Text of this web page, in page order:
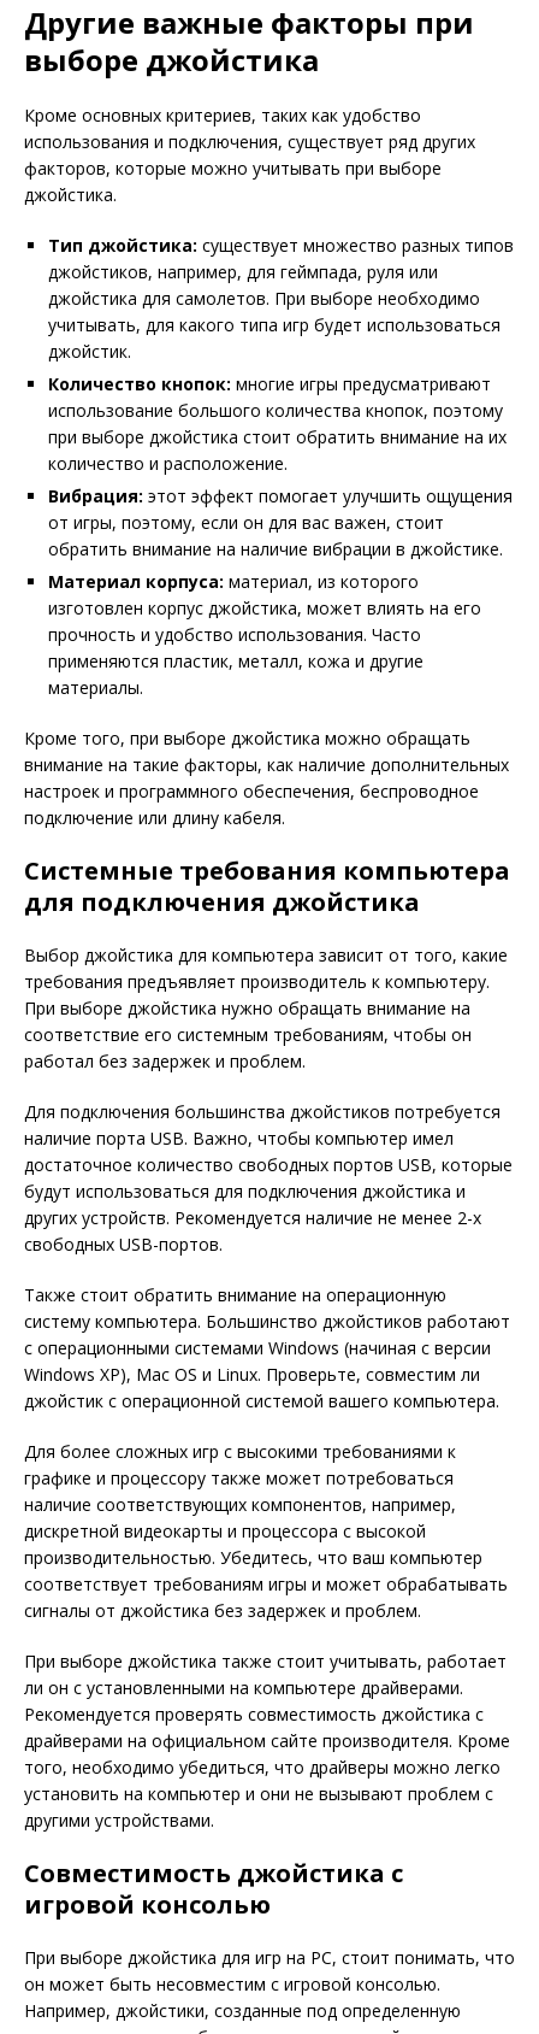
Другие важные факторы при
выборе джойстика
Кроме основных критериев, таких как удобство
использования и подключения, существует ряд других
факторов, которые можно учитывать при выборе
джойстика.
Тип джойстика: существует множество разных типов
джойстиков, например, для геймпада, руля или
джойстика для самолетов. При выборе необходимо
учитывать, для какого типа игр будет использоваться
джойстик.
Количество кнопок: многие игры предусматривают
использование большого количества кнопок, поэтому
при выборе джойстика стоит обратить внимание на их
количество и расположение.
Вибрация: этот эффект помогает улучшить ощущения
от игры, поэтому, если он для вас важен, стоит
обратить внимание на наличие вибрации в джойстике.
Материал корпуса: материал, из которого
изготовлен корпус джойстика, может влиять на его
прочность и удобство использования. Часто
применяются пластик, металл, кожа и другие
материалы.
Кроме того, при выборе джойстика можно обращать
внимание на такие факторы, как наличие дополнительных
настроек и программного обеспечения, беспроводное
подключение или длину кабеля.
Системные требования компьютера
для подключения джойстика
Выбор джойстика для компьютера зависит от того, какие
требования предъявляет производитель к компьютеру.
При выборе джойстика нужно обращать внимание на
соответствие его системным требованиям, чтобы он
работал без задержек и проблем.
Для подключения большинства джойстиков потребуется
наличие порта USB. Важно, чтобы компьютер имел
достаточное количество свободных портов USB, которые
будут использоваться для подключения джойстика и
других устройств. Рекомендуется наличие не менее 2-х
свободных USB-портов.
Также стоит обратить внимание на операционную
систему компьютера. Большинство джойстиков работают
с операционными системами Windows (начиная с версии
Windows XP), Mac OS и Linux. Проверьте, совместим ли
джойстик с операционной системой вашего компьютера.
Для более сложных игр с высокими требованиями к
графике и процессору также может потребоваться
наличие соответствующих компонентов, например,
дискретной видеокарты и процессора с высокой
производительностью. Убедитесь, что ваш компьютер
соответствует требованиям игры и может обрабатывать
сигналы от джойстика без задержек и проблем.
При выборе джойстика также стоит учитывать, работает
ли он с установленными на компьютере драйверами.
Рекомендуется проверять совместимость джойстика с
драйверами на официальном сайте производителя. Кроме
того, необходимо убедиться, что драйверы можно легко
установить на компьютер и они не вызывают проблем с
другими устройствами.
Совместимость джойстика с
игровой консолью
При выборе джойстика для игр на PC, стоит понимать, что
он может быть несовместим с игровой консолью.
Например, джойстики, созданные под определенную